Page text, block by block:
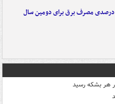
کاهش ۳ درصدی مصرف برق برای دومین سال